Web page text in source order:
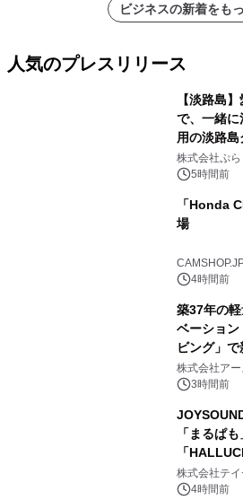
ビジネスの新着をも
人気のプレスリリース
【淡路島
で、一緒に
用の淡路
プール グ
スの2施設で
株式会社ぷら
5時間前
「Honda
場
4時間前
築37年の
ベーション
ビング」
事例を株式
株式会社アー
3時間前
「まるぱ
「
信リリース
株式会社テ
4時間前